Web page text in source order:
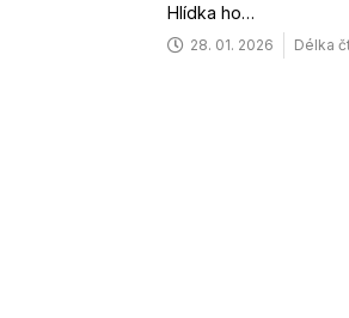
Hlídka ho…
28. 01. 2026 Délka